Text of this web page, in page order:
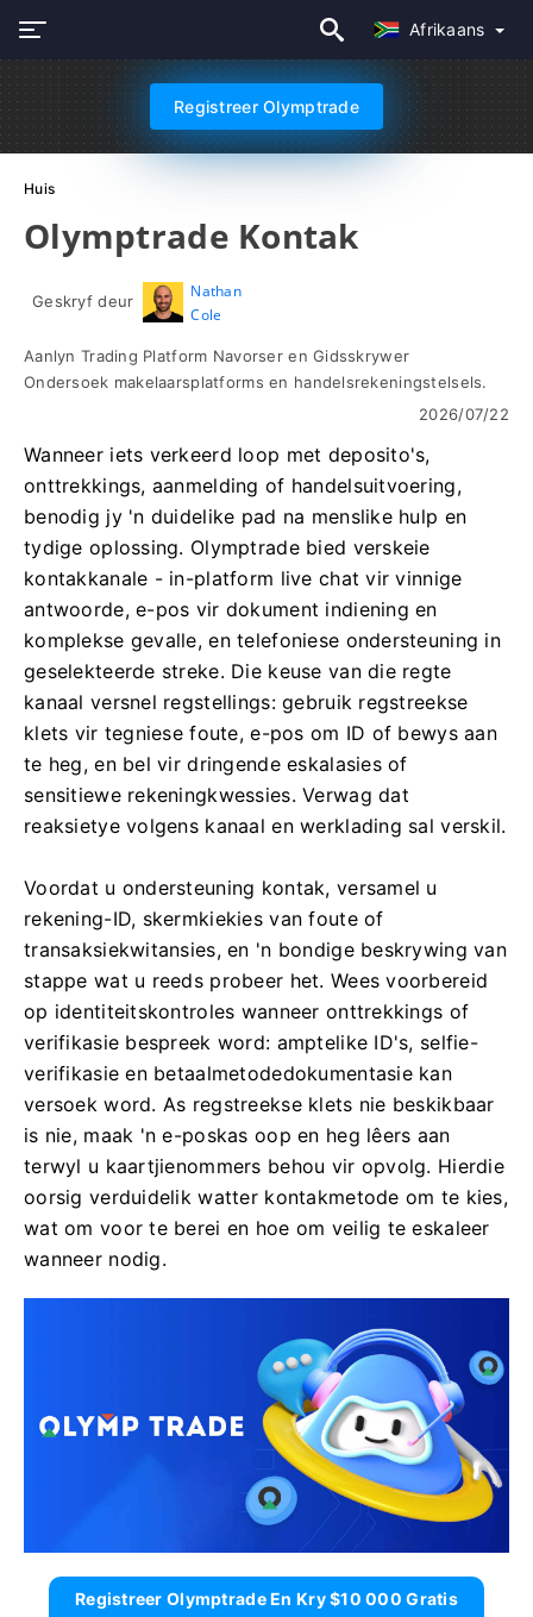
Afrikaans
Registreer Olymptrade
Huis
Olymptrade Kontak
Geskryf deur
Nathan
Cole
Aanlyn Trading Platform Navorser en Gidsskrywer
Ondersoek makelaarsplatforms en handelsrekeningstelsels.
2026/07/22
Wanneer iets verkeerd loop met deposito's,
onttrekkings, aanmelding of handelsuitvoering,
benodig jy 'n duidelike pad na menslike hulp en
tydige oplossing. Olymptrade bied verskeie
kontakkanale - in-platform live chat vir vinnige
antwoorde, e-pos vir dokument indiening en
komplekse gevalle, en telefoniese ondersteuning in
geselekteerde streke. Die keuse van die regte
kanaal versnel regstellings: gebruik regstreekse
klets vir tegniese foute, e-pos om ID of bewys aan
te heg, en bel vir dringende eskalasies of
sensitiewe rekeningkwessies. Verwag dat
reaksietye volgens kanaal en werklading sal verskil.
Voordat u ondersteuning kontak, versamel u
rekening-ID, skermkiekies van foute of
transaksiekwitansies, en 'n bondige beskrywing van
stappe wat u reeds probeer het. Wees voorbereid
op identiteitskontroles wanneer onttrekkings of
verifikasie bespreek word: amptelike ID's, selfie-
verifikasie en betaalmetodedokumentasie kan
versoek word. As regstreekse klets nie beskikbaar
is nie, maak 'n e-poskas oop en heg lêers aan
terwyl u kaartjienommers behou vir opvolg. Hierdie
oorsig verduidelik watter kontakmetode om te kies,
wat om voor te berei en hoe om veilig te eskaleer
wanneer nodig.
Registreer Olymptrade En Kry $10 000 Gratis